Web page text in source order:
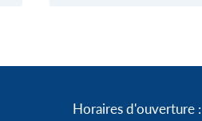
Horaires d'ouverture :